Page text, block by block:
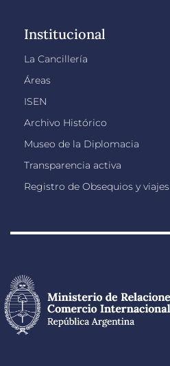
Institucional
La Cancillería
Áreas
ISEN
Archivo Histórico
Museo de la Diplomacia
Transparencia activa
Registro de Obsequios y viajes